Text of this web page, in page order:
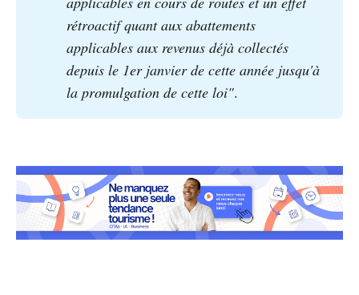
rétroactif quant aux abattements
applicables aux revenus déjà collectés
depuis le 1er janvier de cette année jusqu'à
la promulgation de cette loi".